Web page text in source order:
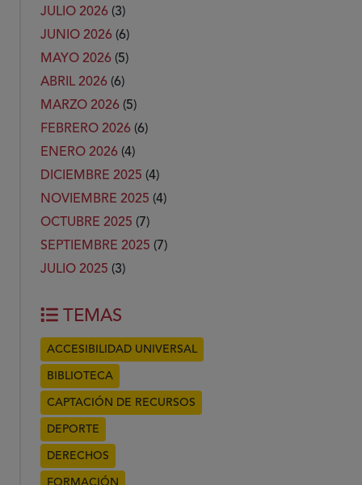
JULIO 2026 (3)
JUNIO 2026 (6)
MAYO 2026 (5)
ABRIL 2026 (6)
MARZO 2026 (5)
FEBRERO 2026 (6)
ENERO 2026 (4)
DICIEMBRE 2025 (4)
NOVIEMBRE 2025 (4)
OCTUBRE 2025 (7)
SEPTIEMBRE 2025 (7)
JULIO 2025 (3)
TEMAS
ACCESIBILIDAD UNIVERSAL
BIBLIOTECA
CAPTACIÓN DE RECURSOS
DEPORTE
DERECHOS